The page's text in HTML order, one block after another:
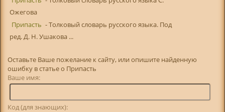
Ожегова
Припасть - Толковый словарь русского языка. Под
ред. Д. Н. Ушакова ...
Оставьте Ваше пожелание к сайту, или опишите найденную
ошибку в статье о Припасть
Ваше имя:
Код (для знающих):